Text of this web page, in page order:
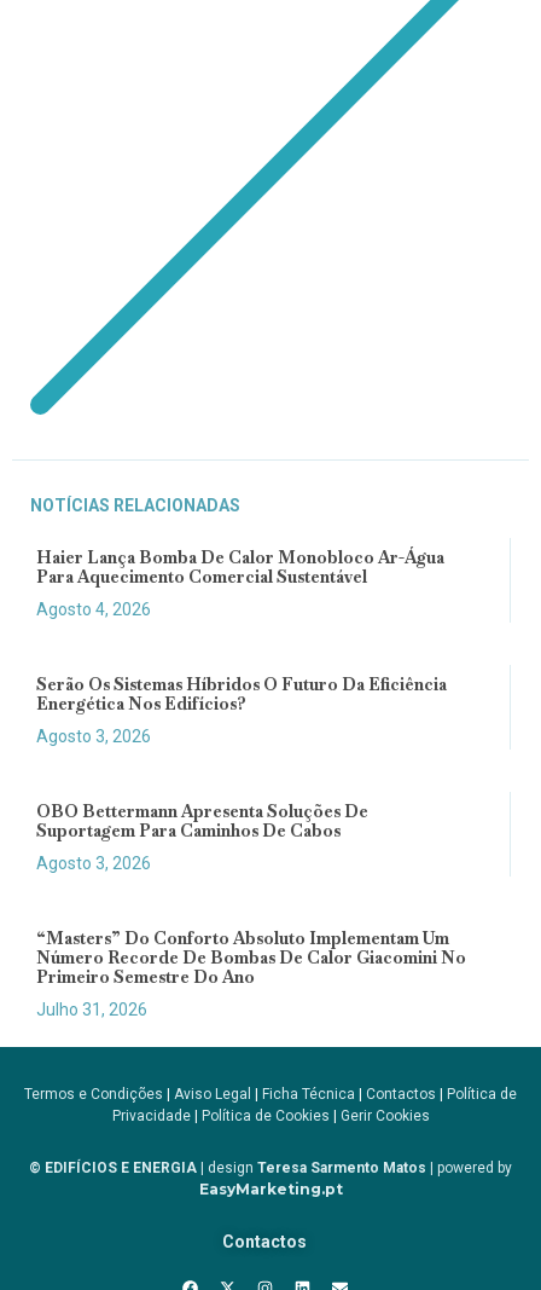
NOTÍCIAS RELACIONADAS
Haier Lança Bomba De Calor Monobloco Ar-Água
Para Aquecimento Comercial Sustentável
Agosto 4, 2026
Serão Os Sistemas Híbridos O Futuro Da Eficiência
Energética Nos Edifícios?
Agosto 3, 2026
OBO Bettermann Apresenta Soluções De
Suportagem Para Caminhos De Cabos
Agosto 3, 2026
“Masters” Do Conforto Absoluto Implementam Um
Número Recorde De Bombas De Calor Giacomini No
Primeiro Semestre Do Ano
Julho 31, 2026
Termos e Condições Aviso Legal Ficha Técnica Contactos
Política de
Privacidade| Política de Cookies Gerir Cookies
© EDIFÍCIOS E ENERGIA | design Teresa Sarmento Matos | powered by
EasyMarketing.pt
Contactos